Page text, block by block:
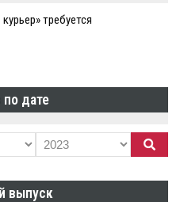
требуется
дате
выпуск